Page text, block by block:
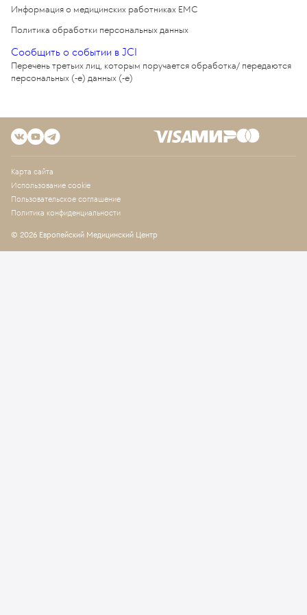
Информация о медицинских работниках EMC
Политика обработки персональных данных
Сообщить о событии в JCI
Перечень третьих лиц, которым поручается обработка/ передаются
персональных (-е) данных (-е)
Карта сайта
Использование cookie
Пользовательское соглашение
Политика конфиденциальности
© 2026 Европейский Медицинский Центр